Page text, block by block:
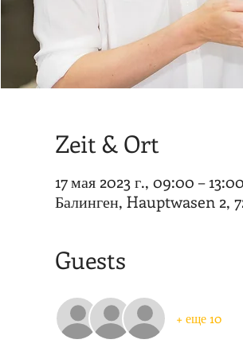
Zeit & Ort
17 мая 2023 г., 09:00 – 13:00
Балинген, Hauptwasen 2,
Guests
+ еще 10